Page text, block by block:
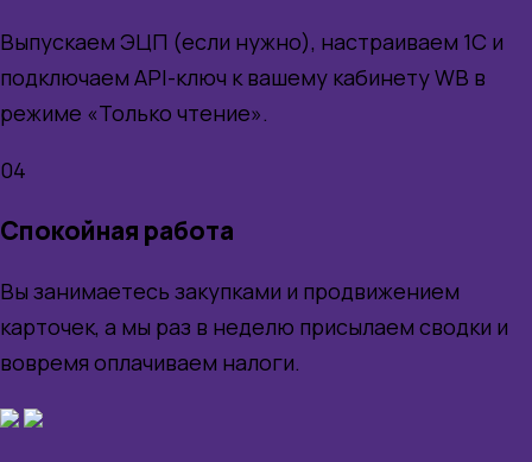
Выпускаем ЭЦП (если нужно), настраиваем 1С и
подключаем API-ключ к вашему кабинету WB в
режиме «Только чтение».
04
Спокойная работа
Вы занимаетесь закупками и продвижением
карточек, а мы раз в неделю присылаем сводки и
вовремя оплачиваем налоги.